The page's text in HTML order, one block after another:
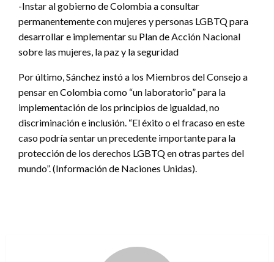
-Instar al gobierno de Colombia a consultar
permanentemente con mujeres y personas LGBTQ para
desarrollar e implementar su Plan de Acción Nacional
sobre las mujeres, la paz y la seguridad
Por último, Sánchez instó a los Miembros del Consejo a
pensar en Colombia como “un laboratorio” para la
implementación de los principios de igualdad, no
discriminación e inclusión. “El éxito o el fracaso en este
caso podría sentar un precedente importante para la
protección de los derechos LGBTQ en otras partes del
mundo”. (Información de Naciones Unidas).